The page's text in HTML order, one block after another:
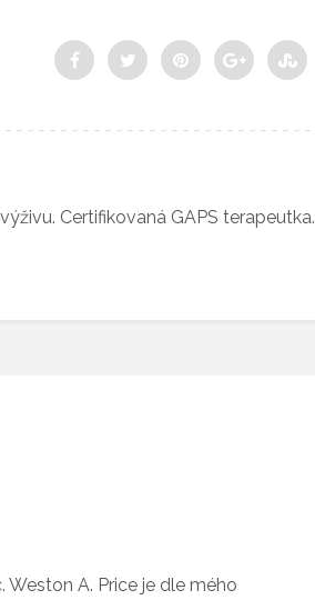
Certifikovaná GAPS terapeutka.
A. Price je dle mého